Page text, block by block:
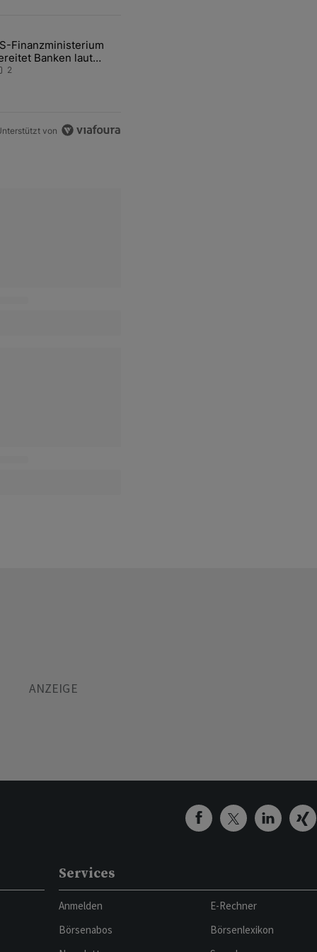
Artikel der letzten 7 days.
Awareness: Alles über den Retter-Deal" mit 3 kommentare.
mit dem Titel "US-Finanzministerium bereitet Banken laut
Finanzministerium
Banken laut
auf eventuelle
2
von
Services
Anmelden
Börsenabos
E-Rechner
Börsenlexikon